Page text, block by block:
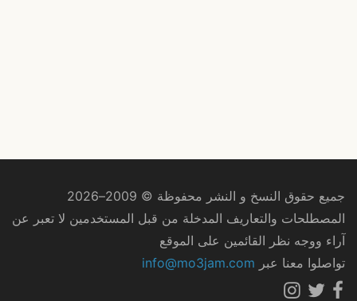
جميع حقوق النسخ و النشر محفوظة © 2009–2026
المصطلحات والتعاريف المدخلة من قبل المستخدمين لا تعبر عن
آراء ووجه نظر القائمين على الموقع
تواصلوا معنا عبر info@mo3jam.com